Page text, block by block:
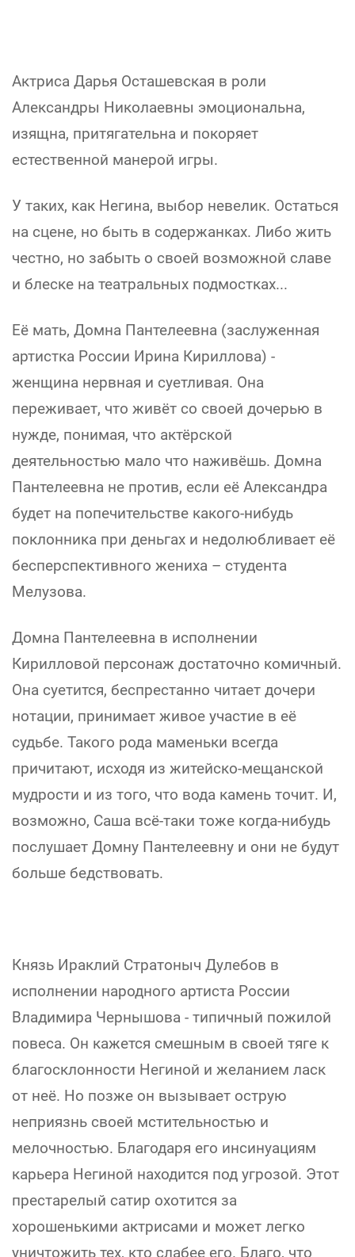
Актриса Дарья Осташевская в роли
Александры Николаевны эмоциональна,
изящна, притягательна и покоряет
естественной манерой игры.
У таких, как Негина, выбор невелик. Остаться
на сцене, но быть в содержанках. Либо жить
честно, но забыть о своей возможной славе
и блеске на театральных подмостках...
Её мать, Домна Пантелеевна (заслуженная
артистка России Ирина Кириллова) -
женщина нервная и суетливая. Она
переживает, что живёт со своей дочерью в
нужде, понимая, что актёрской
деятельностью мало что наживёшь. Домна
Пантелеевна не против, если её Александра
будет на попечительстве какого-нибудь
поклонника при деньгах и недолюбливает её
бесперспективного жениха – студента
Мелузова.
Домна Пантелеевна в исполнении
Кирилловой персонаж достаточно комичный.
Она суетится, беспрестанно читает дочери
нотации, принимает живое участие в её
судьбе. Такого рода маменьки всегда
причитают, исходя из житейско-мещанской
мудрости и из того, что вода камень точит. И,
возможно, Саша всё-таки тоже когда-нибудь
послушает Домну Пантелеевну и они не будут
больше бедствовать.
Князь Ираклий Стратоныч Дулебов в
исполнении народного артиста России
Владимира Чернышова - типичный пожилой
повеса. Он кажется смешным в своей тяге к
благосклонности Негиной и желанием ласк
от неё. Но позже он вызывает острую
неприязнь своей мстительностью и
мелочностью. Благодаря его инсинуациям
карьера Негиной находится под угрозой. Этот
престарелый сатир охотится за
хорошенькими актрисами и может легко
уничтожить тех, кто слабее его. Благо, что